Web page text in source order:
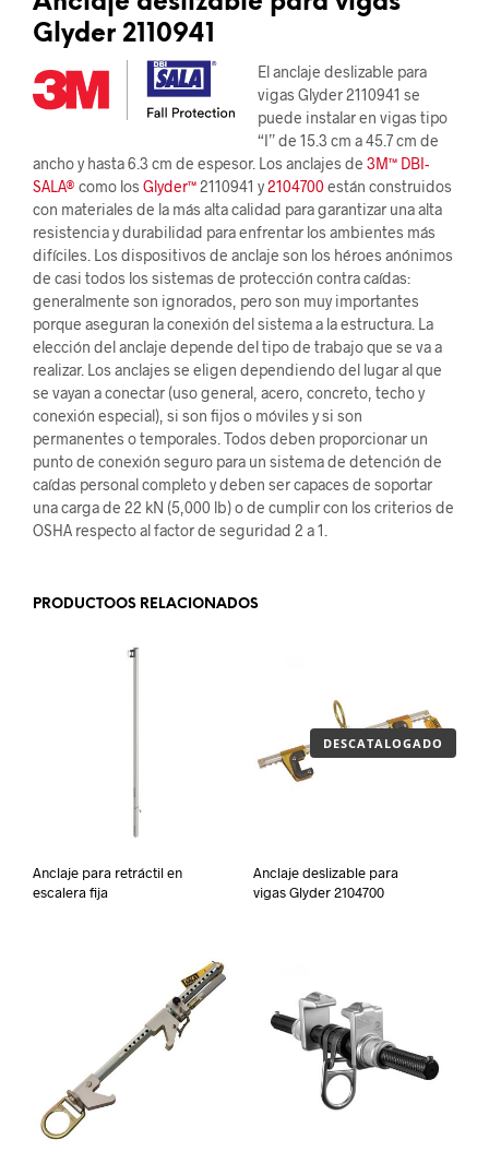
Glyder 2110941
El anclaje deslizable para
vigas Glyder 2110941 se
puede instalar en vigas tipo
“I” de 15.3 cm a 45.7 cm de
ancho y hasta 6.3 cm de espesor. Los anclajes de 3M™ DBI-
SALA® como los Glyder™2110941 y2104700están construidos
con materiales de la más alta calidad para garantizar una alta
resistencia y durabilidad para enfrentar los ambientes más
difíciles. Los dispositivos de anclaje son los héroes anónimos
de casi todos los sistemas de protección contra caídas:
generalmente son ignorados, pero son muy importantes
porque aseguran la conexión del sistema a la estructura. La
elección del anclaje depende del tipo de trabajo que se va a
realizar. Los anclajes se eligen dependiendo del lugar al que
se vayan a conectar (uso general, acero, concreto, techo y
conexión especial), si son fijos o móviles y si son
permanentes o temporales. Todos deben proporcionar un
punto de conexión seguro para un sistema de detención de
caídas personal completo y deben ser capaces de soportar
una carga de 22 kN (5,000 lb) o de cumplir con los criterios de
OSHA respecto al factor de seguridad 2 a 1.
PRODUCTOOS RELACIONADOS
Anclaje para retráctil en
escalera fija
DESCATALOGADO
Anclaje deslizable para
vigas Glyder 2104700